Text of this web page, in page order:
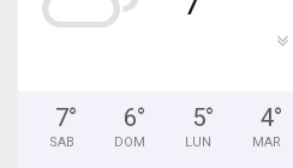
7°
SAB
6°
DOM
5°
LUN
4°
MAR